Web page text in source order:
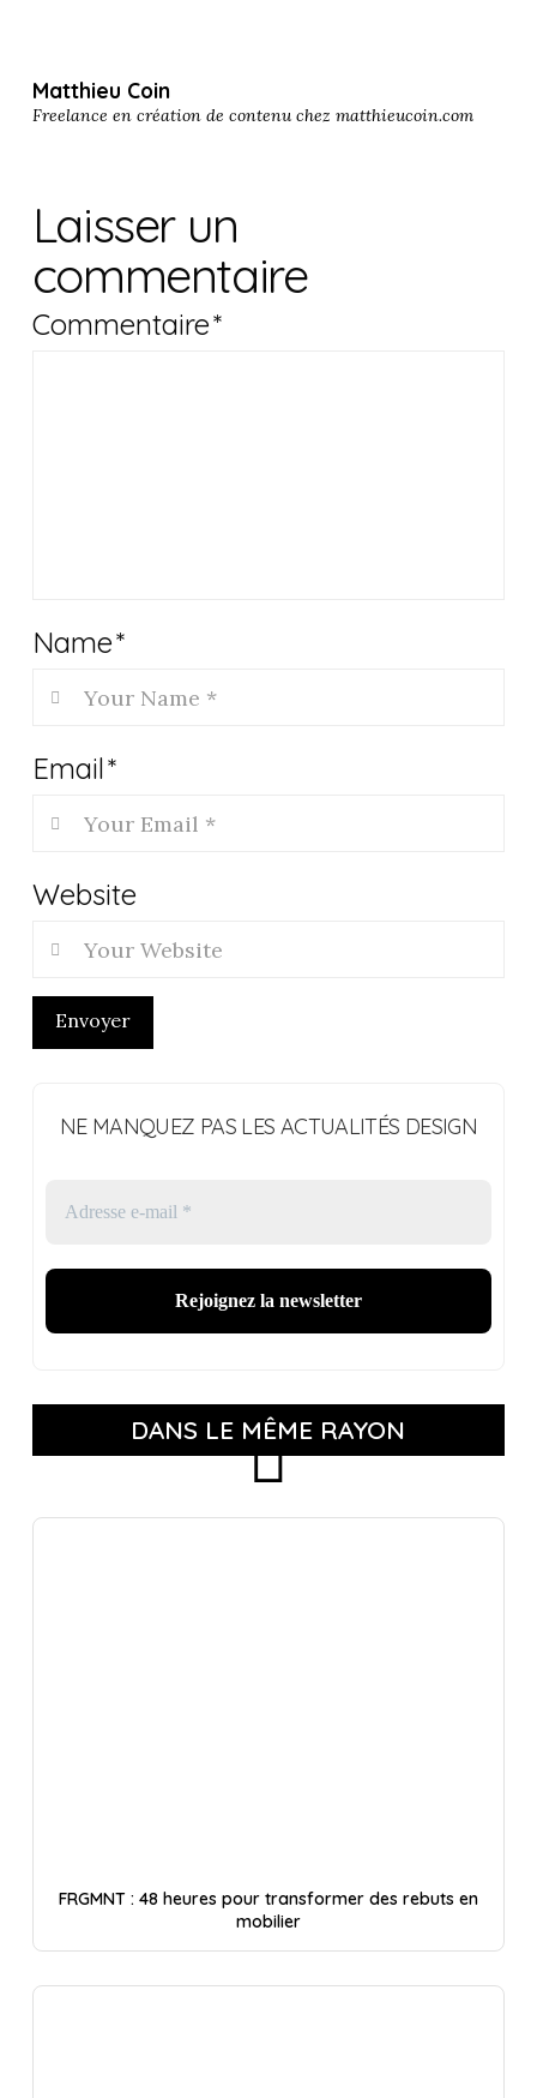
Matthieu Coin
Freelance en création de contenu chez matthieucoin.com
Laisser un
commentaire
Commentaire*
Name*
Email*
Website
Envoyer
NE MANQUEZ PAS LES ACTUALITÉS DESIGN
DANS LE MÊME RAYON
FRGMNT : 48 heures pour transformer des rebuts en
mobilier